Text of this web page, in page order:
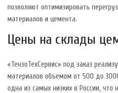
позволяют оптимизировать
материалов и цемента.
Цены на склады
«ТензоТехСервис» под заказ
материалов объемом от 500 до
одна из самых низких в России, что